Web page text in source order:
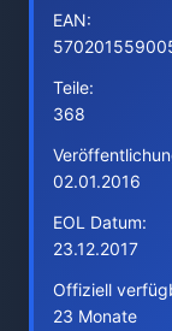
EAN:
Teile:
368
02.01.2016
EOL Datum:
23.12.2017
Offiziell
23 Monate